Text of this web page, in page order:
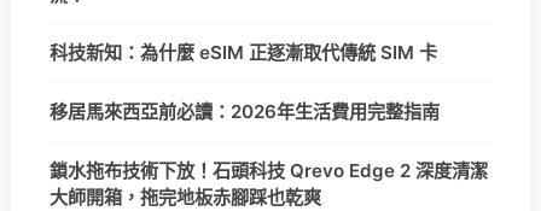
科技新知：為什麼 eSIM 正逐漸取代傳統 SIM 卡
移居馬來西亞前必讀：2026年生活費用完整指南
鎖水拖布技術下放！石頭科技 Qrevo Edge 2 深度清潔
大師開箱，拖完地板赤腳踩也乾爽